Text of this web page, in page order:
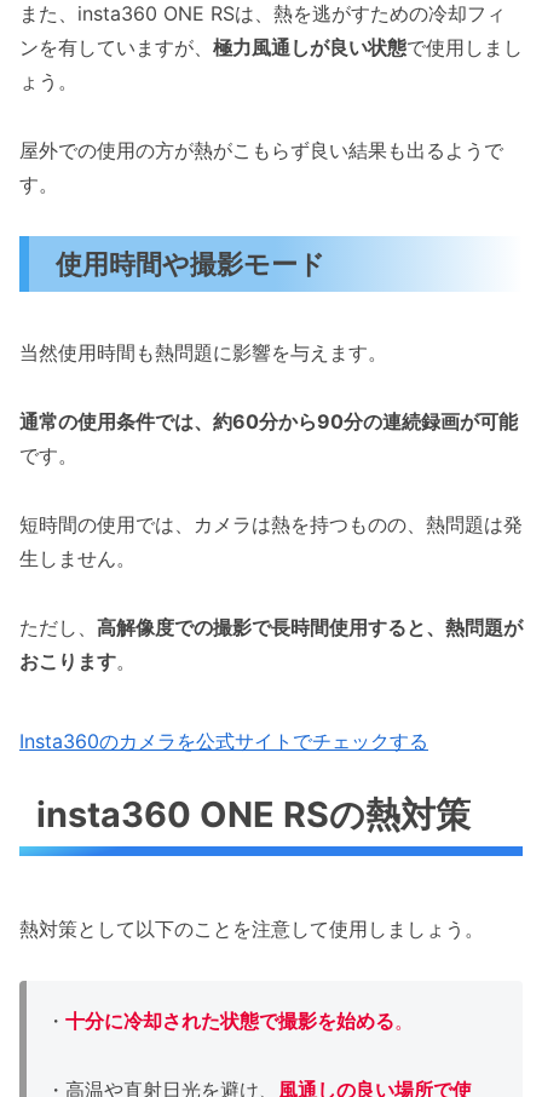
また、insta360 ONE RSは、熱を逃がすための冷却フィ
ンを有していますが、 極力風通しが良い状態で使用しまし
ょう。
屋外での使用の方が熱がこもらず良い結果も出るようで
す。
使用時間や撮影モード
当然使用時間も熱問題に影響を与えます。
通常の使用条件では、約60分から90分の連続録画が可能
です。
短時間の使用では、カメラは熱を持つものの、熱問題は発
生しません。
ただし、 高解像度での撮影で長時間使用すると、熱問題が
おこります。
Insta360のカメラを公式サイトでチェックする
insta360 ONE RSの熱対策
熱対策として以下のことを注意して使用しましょう。
・ 十分に冷却された状態で撮影を始める。
・高温や直射日光を避け、 風通しの良い場所で使